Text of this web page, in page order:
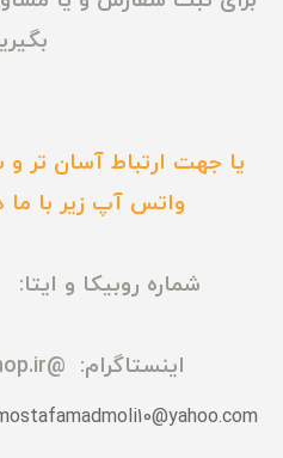
یا جهت ارتباط آسان تر و
واتس آپ زیر با ما
شماره روبیکا و ایتا:
اینستاگرام: @madmolibookshop.ir